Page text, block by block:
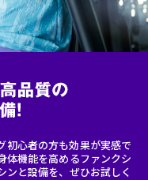
初心者の方も効果が実感で
体機能を高めるファンクシ
ンと設備を、ぜひお試しく